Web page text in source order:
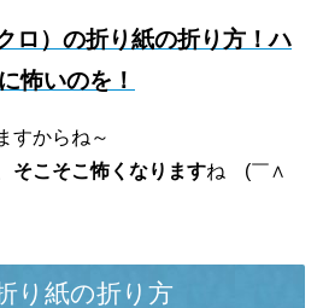
ロ）の折り紙の折り方！ハ
怖いのを！
すからね～
そこそこ怖くなりますね (￣∧
り紙の折り方